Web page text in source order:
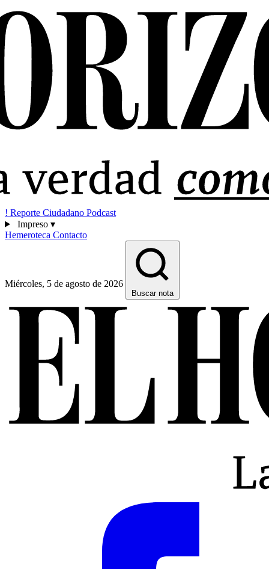
! Reporte Ciudadano Podcast
Impreso ▾
Hemeroteca Contacto
Miércoles, 5 de agosto de 2026
Buscar nota